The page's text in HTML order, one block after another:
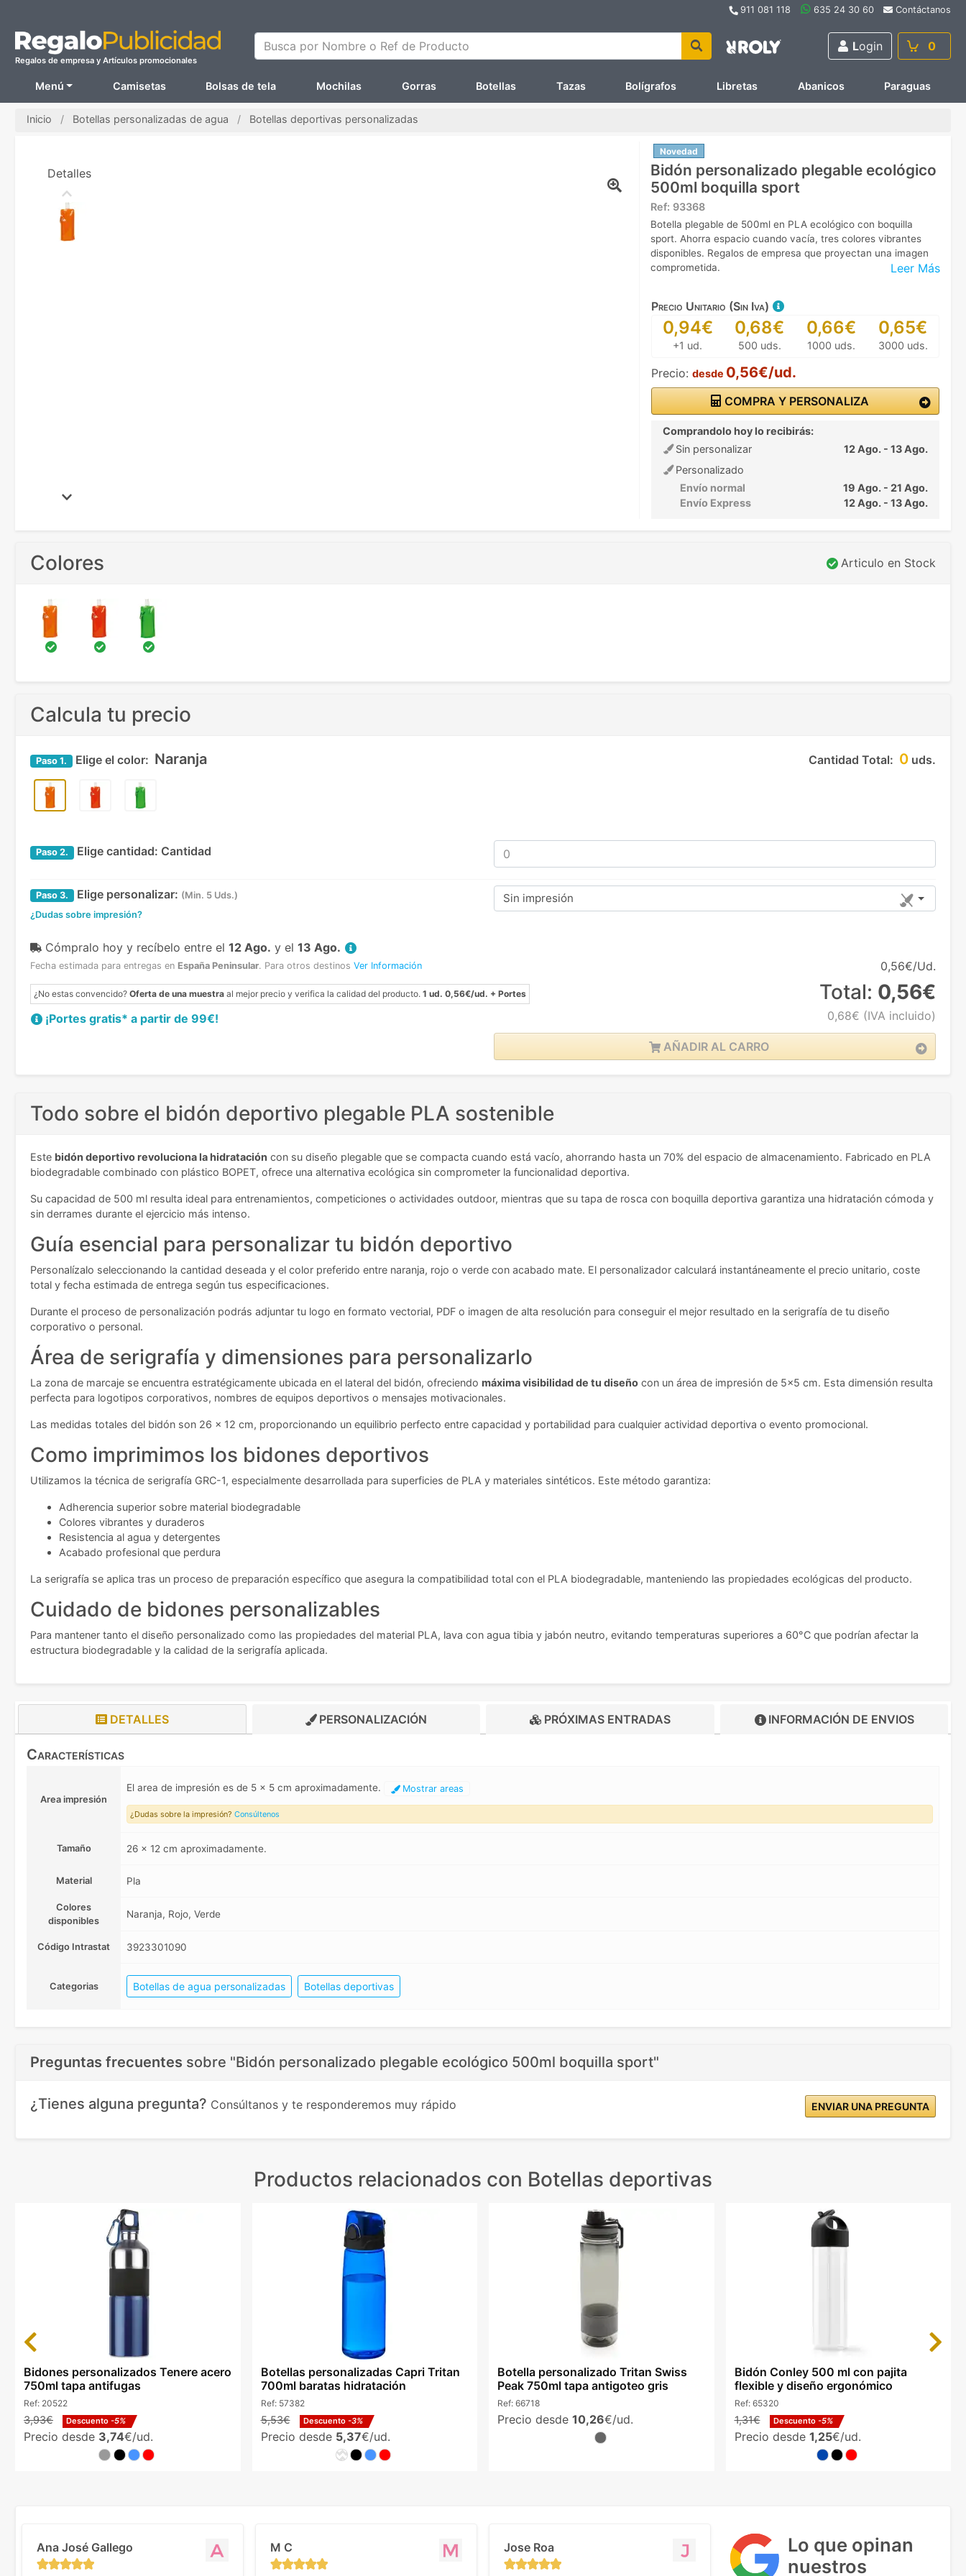
911 081 118 635 24 30 60 Contáctanos
Regalos de empresa y Artículos promocionales
Busca por Nombre o Ref de Producto Login 0
Menú Camisetas Bolsas de tela Mochilas Gorras Botellas Tazas Bolígrafos Libretas Abanicos Paraguas
Inicio Botellas personalizadas de agua Botellas deportivas personalizadas
Novedad
Bidón personalizado plegable ecológico
500ml boquilla sport
Ref: 93368
Leer Más
Botella plegable de 500ml en PLA ecológico con boquilla
sport. Ahorra espacio cuando vacía, tres colores vibrantes
disponibles. Regalos de empresa que proyectan una imagen
comprometida.
Precio Unitario (Sin Iva)
0,94€
+1 ud.
0,68€
500 uds.
0,66€
1000 uds.
0,65€
3000 uds.
Precio: desde 0,56€/ud.
COMPRA Y PERSONALIZA
Comprandolo hoy lo recibirás:
Sin personalizar
12 Ago. - 13 Ago.
Personalizado
Envío normal
19 Ago. - 21 Ago.
Envío Express
12 Ago. - 13 Ago.
Detalles
Colores Articulo en Stock
Calcula tu precio
Cantidad Total: 0 uds.
Paso 1. Elige el color: Naranja
Paso 2. Elige cantidad: Cantidad
Paso 3. Elige personalizar: (Min. 5 Uds.)
¿Dudas sobre impresión?
Sin impresión
Cómpralo hoy y recíbelo entre el 12 Ago. y el 13 Ago.
Fecha estimada para entregas en España Peninsular. Para otros destinos Ver Información
¿No estas convencido? Oferta de una muestra al mejor precio y verifica la calidad del producto. 1 ud. 0,56€/ud. + Portes
¡Portes gratis* a partir de 99€!
0,56€/Ud.
Total: 0,56€
0,68€ (IVA incluido)
AÑADIR AL CARRO
Todo sobre el bidón deportivo plegable PLA sostenible
Este bidón deportivo revoluciona la hidratación con su diseño plegable que se compacta cuando está vacío, ahorrando hasta un 70% del espacio de almacenamiento. Fabricado en PLA
biodegradable combinado con plástico BOPET, ofrece una alternativa ecológica sin comprometer la funcionalidad deportiva.
Su capacidad de 500 ml resulta ideal para entrenamientos, competiciones o actividades outdoor, mientras que su tapa de rosca con boquilla deportiva garantiza una hidratación cómoda y
sin derrames durante el ejercicio más intenso.
Guía esencial para personalizar tu bidón deportivo
Personalízalo seleccionando la cantidad deseada y el color preferido entre naranja, rojo o verde con acabado mate. El personalizador calculará instantáneamente el precio unitario, coste
total y fecha estimada de entrega según tus especificaciones.
Durante el proceso de personalización podrás adjuntar tu logo en formato vectorial, PDF o imagen de alta resolución para conseguir el mejor resultado en la serigrafía de tu diseño
corporativo o personal.
Área de serigrafía y dimensiones para personalizarlo
La zona de marcaje se encuentra estratégicamente ubicada en el lateral del bidón, ofreciendo máxima visibilidad de tu diseño con un área de impresión de 5x5 cm. Esta dimensión resulta
perfecta para logotipos corporativos, nombres de equipos deportivos o mensajes motivacionales.
Las medidas totales del bidón son 26 x 12 cm, proporcionando un equilibrio perfecto entre capacidad y portabilidad para cualquier actividad deportiva o evento promocional.
Como imprimimos los bidones deportivos
Utilizamos la técnica de serigrafía GRC-1, especialmente desarrollada para superficies de PLA y materiales sintéticos. Este método garantiza:
Adherencia superior sobre material biodegradable
Colores vibrantes y duraderos
Resistencia al agua y detergentes
Acabado profesional que perdura
La serigrafía se aplica tras un proceso de preparación específico que asegura la compatibilidad total con el PLA biodegradable, manteniendo las propiedades ecológicas del producto.
Cuidado de bidones personalizables
Para mantener tanto el diseño personalizado como las propiedades del material PLA, lava con agua tibia y jabón neutro, evitando temperaturas superiores a 60°C que podrían afectar la
estructura biodegradable y la calidad de la serigrafía aplicada.
DETALLES PERSONALIZACIÓN PRÓXIMAS ENTRADAS INFORMACIÓN DE ENVIOS
Características
Area impresión
El area de impresión es de 5 x 5 cm aproximadamente. Mostrar areas
¿Dudas sobre la impresión? Consúltenos
Tamaño 26 x 12 cm aproximadamente.
Material Pla
Colores
disponibles
Naranja, Rojo, Verde
Código Intrastat 3923301090
Categorias Botellas de agua personalizadas Botellas deportivas
Preguntas frecuentes sobre "Bidón personalizado plegable ecológico 500ml boquilla sport"
¿Tienes alguna pregunta? Consúltanos y te responderemos muy rápido ENVIAR UNA PREGUNTA
Productos relacionados con Botellas deportivas
Bidones personalizados Tenere acero
750ml tapa antifugas
Ref: 20522
3,93€ Descuento -5%
Precio desde 3,74€/ud.
Botellas personalizadas Capri Tritan
700ml baratas hidratación
Ref: 57382
5,53€ Descuento -3%
Precio desde 5,37€/ud.
Botella personalizado Tritan Swiss
Peak 750ml tapa antigoteo gris
Ref: 66718
Precio desde 10,26€/ud.
Bidón Conley 500 ml con pajita
flexible y diseño ergonómico
Ref: 65320
1,31€ Descuento -5%
Precio desde 1,25€/ud.
Previous Next
Lo que opinan
nuestros
Ana José Gallego M C Jose Roa